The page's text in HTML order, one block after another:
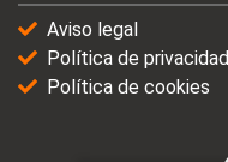
Aviso legal
Política de privacidad
Política de cookies